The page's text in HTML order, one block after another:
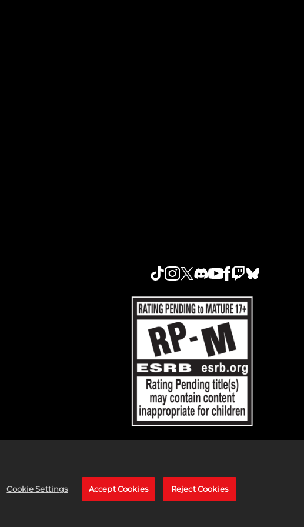
Foundation」，請點擊這裡。
Cookie Settings Accept Cookies Reject Cookies